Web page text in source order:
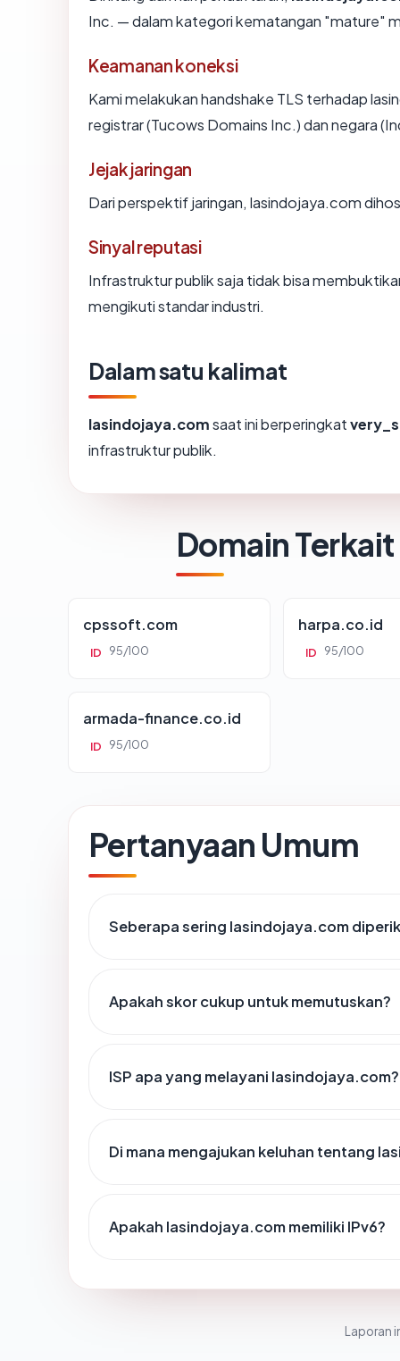
Inc. — dalam kategori kematangan "mature"
Keamanan koneksi
Kami melakukan handshake TLS terhadap
registrar (Tucows Domains Inc.) dan negara
Jejak jaringan
Dari perspektif jaringan, lasindojaya.com
Sinyal reputasi
Infrastruktur publik saja tidak bisa
mengikuti standar industri.
Dalam satu kalimat
lasindojaya.comsaat ini berperingkat
infrastruktur publik.
Domain Terkait
cpssoft.com
ID 95/100
harpa.co.id
ID 95/100
armada-finance.co.id
ID 95/100
Pertanyaan Umum
Seberapa sering lasindojaya.com
Apakah skor cukup untuk memutuskan?
ISP apa yang melayani lasindojaya.com?
Di mana mengajukan keluhan tentang
Apakah lasindojaya.com memiliki IPv6?
Laporan